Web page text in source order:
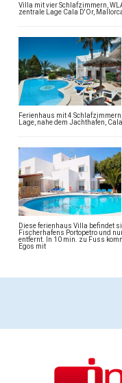
Villa mit vier Schlafzimmern,
zentrale Lage Cala D'Or,
Ferienhaus mit 4
Lage, nahe dem Jachthafen,
Diese ferienhaus Villa befindet
Fischerhafens Portopetro und
entfernt. In 10 min. zu Fuss
Egos mit